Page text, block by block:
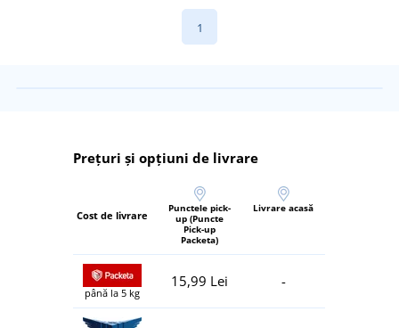
1
Prețuri și opțiuni de livrare
Cost de livrare
Punctele pick-
up (Puncte
Pick-up
Packeta)
Livrare acasă
până la 5 kg
15,99 Lei -